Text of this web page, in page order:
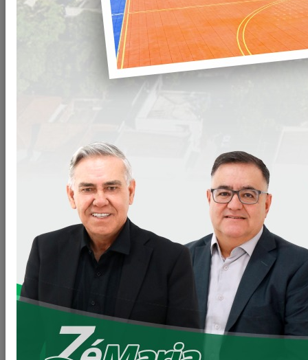
Compartilhar WHATSAPP
Prefeitura de Loanda realiza obra para eliminar
ponto crítico de alagamento no bairro – Vila Nova.
A Prefeitura deu continuidade, nesta terça (13), a mais uma
importante obra de drenagem a qual visa melhorar o
escoamento de águas das chuvas e, consequentemente,
eliminar pontos de alagamento no bairro – Vila Nova. Por
meio da Secretaria de serviços urbanos e meio ambiente
(SUMA), a gestão municipal irá requalificar parte da rede de
drenagem do município.